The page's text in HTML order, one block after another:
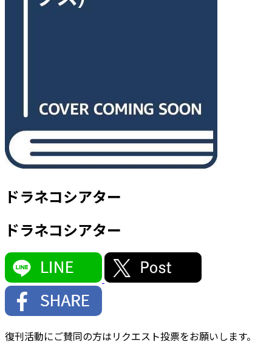
ドラネコシアター
ドラネコシアター
復刊活動にご賛同の方はリクエスト投票をお願いします。